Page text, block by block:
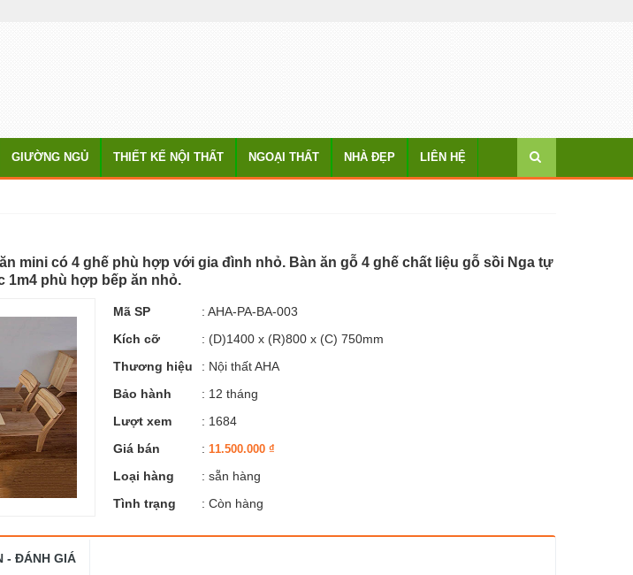
GIƯỜNG NGỦ THIẾT KẾ NỘI THẤT NGOẠI THẤT NHÀ ĐẸP LIÊN HỆ
mini có 4 ghế phù hợp với gia đình nhỏ. Bàn ăn gỗ 4 ghế chất liệu gỗ sồi Nga tự
1m4 phù hợp bếp ăn nhỏ.
Mã SP :AHA-PA-BA-003
Kích cỡ
: (D)1400 x (R)800 x (C) 750mm
Thương hiệu
: Nội thất AHA
Bảo hành
: 12 tháng
Lượt xem
: 1684
Giá bán
: 11.500.000 ₫
Loại hàng
: sẵn hàng
Tình trạng
: Còn hàng
- ĐÁNH GIÁ